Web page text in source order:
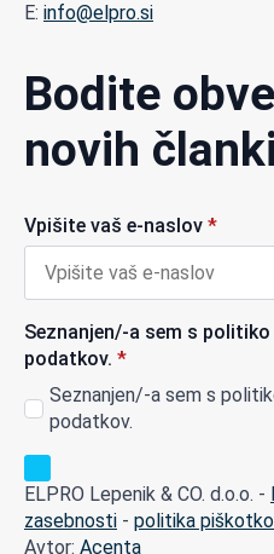
E: info@elpro.si
Bodite
novih
Vpišite vaš e-naslov *
Seznanjen/-a sem s
podatkov. *
Seznanjen/-a sem s
podatkov.
ELPRO Lepenik & CO. d.o.o. -
zasebnosti - politika
Avtor: Acenta